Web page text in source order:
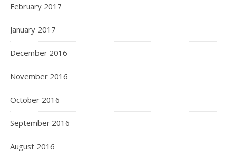
February 2017
January 2017
December 2016
November 2016
October 2016
September 2016
August 2016